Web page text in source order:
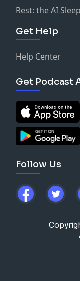
Rest: the AI
Get Help
Help Center
Get Podcast
Follow Us